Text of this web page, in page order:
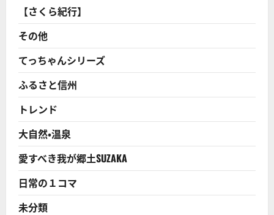
パ
ン
味？
限
定
で
１
１
月
発
つ
い
て
さ
ら
に
読
む
【さくら紀行】
その他
てっちゃんシリーズ
ふるさと信州
トレンド
大自然・温泉
愛すべき我が郷土SUZAKA
日常の１コマ
未分類